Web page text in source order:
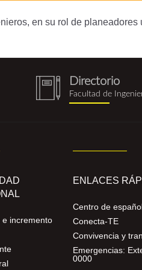
en su rol de
notebook
(1).png
Directorio
Facultad de
incremento
ENLACES
Centro de
Conecta-TE
Convivencia y
Emergencias:
0000